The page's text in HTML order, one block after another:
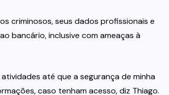
criminosos, seus dados profissionais e
bancário, inclusive com ameaças à
até que a segurança de minha
caso tenham acesso, diz Thiago.